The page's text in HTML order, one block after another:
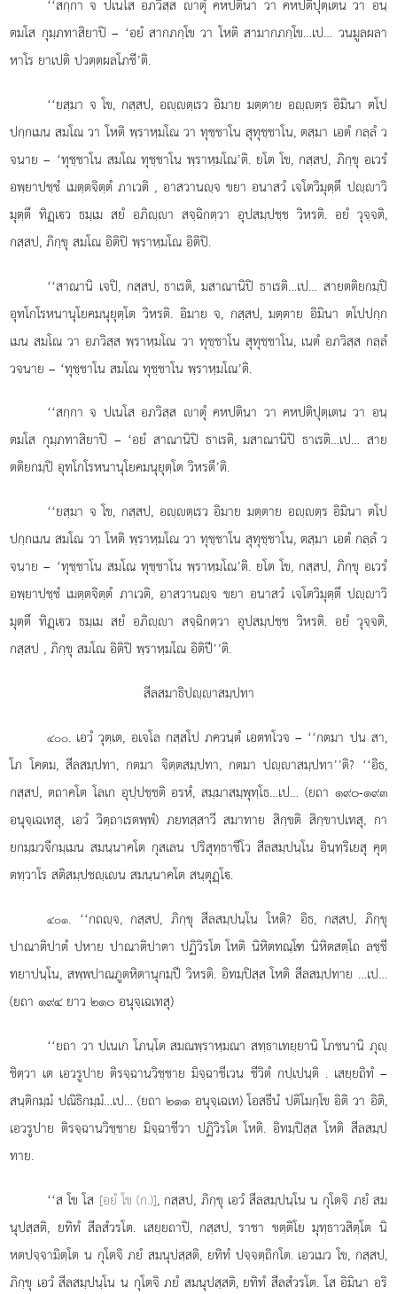
‘‘สกฺกา จ ปเนโส อภวิสฺส าตุํ คหปตินา วา คหปติปุตฺเตน วา อนฺ
ตมโส กุมฺภทาสิยาปิ – ‘อยํ สากภกฺโข วา โหติ สามากภกฺโข…เป… วนมูลผลา
หาโร ยาเปติ ปวตฺตผลโภชี’ติ.
‘‘ยสฺมา จ โข, กสฺสป, อฺตฺเรว อิมาย มตฺตาย อฺตฺร อิมินา ตโป
ปกฺกเมน สมโณ วา โหติ พฺราหฺมโณ วา ทุชฺชาโน สุทุชฺชาโน, ตสฺมา เอตํ กลฺลํ ว
จนาย – ‘ทุชฺชาโน สมโณ ทุชฺชาโน พฺราหฺมโณ’ติ. ยโต โข, กสฺสป, ภิกฺขุ อเวรํ
อพฺยาปชฺชํ เมตฺตจิตฺตํ ภาเวติ , อาสวานฺจ ขยา อนาสวํ เจโตวิมุตฺตึ ปฺาวิ
มุตฺตึ ทิฏฺเว ธมฺเม สยํ อภิฺา สจฺฉิกตฺวา อุปสมฺปชฺช วิหรติ. อยํ วุจฺจติ,
กสฺสป, ภิกฺขุ สมโณ อิติปิ พฺราหฺมโณ อิติปิ.
‘‘สาณานิ เจปิ, กสฺสป, ธาเรติ, มสาณานิปิ ธาเรติ…เป… สายตติยกมฺปิ
อุทโกโรหนานุโยคมนุยุตฺโต วิหรติ. อิมาย จ, กสฺสป, มตฺตาย อิมินา ตโปปกฺก
เมน สมโณ วา อภวิสฺส พฺราหฺมโณ วา ทุชฺชาโน สุทุชฺชาโน, เนตํ อภวิสฺส กลฺลํ
วจนาย – ‘ทุชฺชาโน สมโณ ทุชฺชาโน พฺราหฺมโณ’ติ.
‘‘สกฺกา จ ปเนโส อภวิสฺส าตุํ คหปตินา วา คหปติปุตฺเตน วา อนฺ
ตมโส กุมฺภทาสิยาปิ – ‘อยํ สาณานิปิ ธาเรติ, มสาณานิปิ ธาเรติ…เป… สาย
ตติยกมฺปิ อุทโกโรหนานุโยคมนุยุตฺโต วิหรตี’ติ.
‘‘ยสฺมา จ โข, กสฺสป, อฺตฺเรว อิมาย มตฺตาย อฺตฺร อิมินา ตโป
ปกฺกเมนสมโณ วา โหติ พฺราหฺมโณ วา ทุชฺชาโน สุทุชฺชาโน, ตสฺมา เอตํ กลฺลํ ว
จนาย – ‘ทุชฺชาโน สมโณ ทุชฺชาโน พฺราหฺมโณ’ติ. ยโต โข, กสฺสป, ภิกฺขุ อเวรํ
อพฺยาปชฺชํ เมตฺตจิตฺตํ ภาเวติ, อาสวานฺจ ขยา อนาสวํ เจโตวิมุตฺตึ ปฺาวิ
มุตฺตึ ทิฏฺเว ธมฺเม สยํ อภิฺา สจฺฉิกตฺวา อุปสมฺปชฺช วิหรติ. อยํ วุจฺจติ,
กสฺสป, ภิกฺขุ สมโณ อิติปิ พฺราหฺมโณ อิติปี’’ติ.
สีลสมาธิปฺาสมฺปทา
๔๐๐. เอวํ วุตฺเต, อเจโล กสฺสโป ภควนฺตํ เอตทโวจ – ‘‘กตมา ปน สา,
โภ โคตม, สีลสมฺปทา, กตมา จิตฺตสมฺปทา, กตมา ปฺาสมฺปทา’’ติ? ‘‘อิธ,
กสฺสป, ตถาคโต โลเก อุปฺปชฺชติ อรหํ, สมฺมาสมฺพุทฺโธ…เป… (ยถา ๑๙๐-๑๙๓
อนุจฺเฉเทสุ, เอวํ วิตฺถาเรตพฺพํ) ภยทสฺสาวี สมาทาย สิกฺขติ สิกฺขาปเทสุ, กา
ยกมฺมวจีกมฺเมน สมนฺนาคโต กุสเลน ปริสุทฺธาชีโว สีลสมฺปนฺโน อินฺทฺริเยสุ คุตฺ
ตทฺวาโร สติสมฺปชฺเน สมนฺนาคโต สนฺตุฏฺโ.
๔๐๑. ‘‘กถฺจ, กสฺสป, ภิกฺขุ สีลสมฺปนฺโน โหติ? อิธ, กสฺสป, ภิกฺขุ
ปาณาติปาตํ ปหาย ปาณาติปาตา ปฏิวิรโต โหติ นิหิตทณฺโฑ นิหิตสตฺโถ ลชฺชี
ทยาปนฺโน, สพฺพปาณภูตหิตานุกมฺปี วิหรติ. อิทมฺปิสฺส โหติ สีลสมฺปทาย …เป…
(ยถา ๑๙๔ ยาว ๒๑๐ อนุจฺเฉเทสุ)
‘‘ยถา วา ปเนเก โภนฺโต สมณพฺราหฺมณา สทฺธาเทยฺยานิ โภชนานิ ภุฺ
ชิตฺวา เต เอวรูปาย ติรจฺฉานวิชฺชาย มิจฺฉาชีเวน ชีวิตํ กปฺเปนฺติ . เสยฺยถิทํ –
สนฺติกมฺมํ ปณิธิกมฺมํ…เป… (ยถา ๒๑๑ อนุจฺเฉเท) โอสธีนํ ปติโมกฺโข อิติ วา อิติ,
เอวรูปาย ติรจฺฉานวิชฺชาย มิจฺฉาชีวา ปฏิวิรโต โหติ. อิทมฺปิสฺส โหติ สีลสมฺป
ทาย.
‘‘ส โข โส [อยํ โข (ก.)], กสฺสป, ภิกฺขุ เอวํ สีลสมฺปนฺโน น กุโตจิ ภยํ สม
นุปสฺสติ, ยทิทํ สีลสํวรโต. เสยฺยถาปิ, กสฺสป, ราชา ขตฺติโย มุทฺธาวสิตฺโต นิ
หตปจฺจามิตฺโต น กุโตจิ ภยํ สมนุปสฺสติ, ยทิทํ ปจฺจตฺถิกโต. เอวเมว โข, กสฺสป,
ภิกฺขุ เอวํ สีลสมฺปนฺโน น กุโตจิ ภยํ สมนุปสฺสติ, ยทิทํ สีลสํวรโต. โส อิมินา อริ